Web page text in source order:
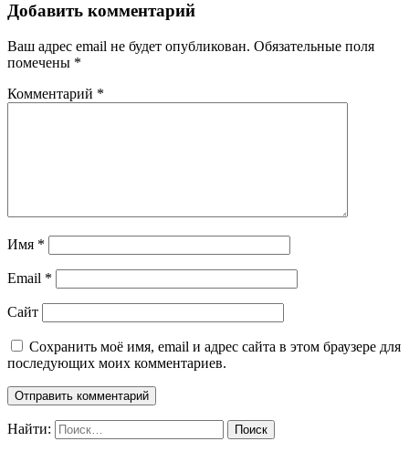
Добавить комментарий
Ваш адрес email не будет опубликован. Обязательные поля
помечены *
Комментарий *
Имя *
Email *
Сайт
Сохранить моё имя, email и адрес сайта в этом браузере для
последующих моих комментариев.
Найти: